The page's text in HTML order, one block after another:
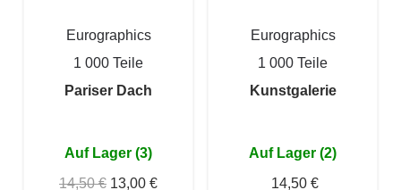
Eurographics
1 000 Teile
Pariser Dach
Auf Lager (3)
14,50 € 13,00 €
Eurographics
1 000 Teile
Kunstgalerie
Auf Lager (2)
14,50 €